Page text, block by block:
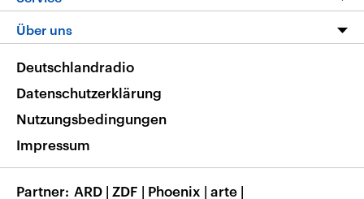
Nachrichtenleicht
Neue Beiträge auf dlf.de
Podcasts
Deutschlandfunk App
Nachrichten App
Frequenzen
FAQ
Veranstaltungen
Musikliste
RSS
Über uns
Barrierefreiheit
Deutschlandradio
Datenschutzerklärung
Nutzungsbedingungen
Impressum
Partner ARD | ZDF | Phoenix | arte |